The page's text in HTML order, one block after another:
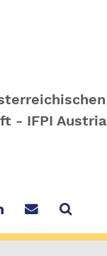
- IFPI Austria